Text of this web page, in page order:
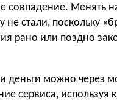
совпадение. Менять
не стали, поскольку
рано или поздно
деньги можно через
сервиса, используя